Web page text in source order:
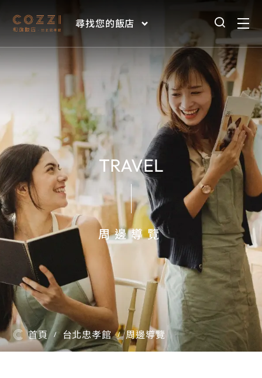
尋找您的飯店
TRAVEL
周邊導覽
首頁 / 台北忠孝館 / 周邊導覽